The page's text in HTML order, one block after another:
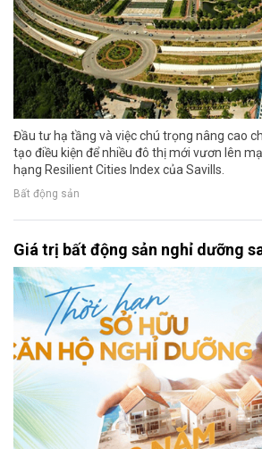
Đầu tư hạ tầng và việc chú trọng nâng cao
tạo điều kiện để nhiều đô thị mới vươn lên
hạng Resilient Cities Index của Savills.
Bất động sản
Giá trị bất động sản nghỉ dưỡng